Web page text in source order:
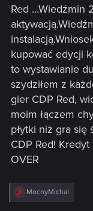
Red ...Wiedźmin
kupować edycji
to wystawianie
szydziłem z
gier CDP Red,
moim łączem
płytki niż gra się
CDP Red!
OVER
R
e
MocnyMichal